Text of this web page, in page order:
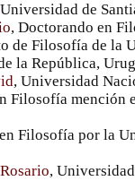
de
, Doctorando en
de Filosofía de la
la República,
, Universidad
Filosofía mención
Filosofía por la
,